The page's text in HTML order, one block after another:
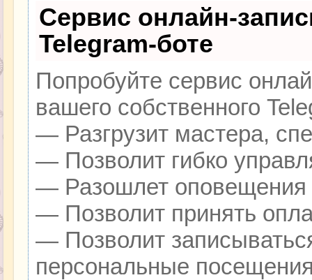
Сервис онлайн-
Telegram-боте
Попробуйте сервис
вашего собственного
— Разгрузит мастера,
— Позволит гибко
— Разошлет оповещения
— Позволит принять
— Позволит
персональные